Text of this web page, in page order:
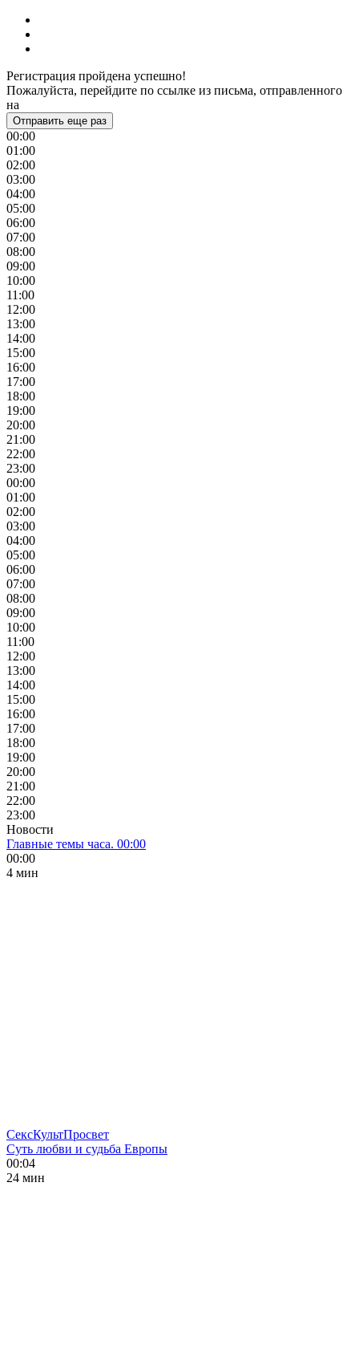
Регистрация пройдена успешно!
Пожалуйста, перейдите по ссылке из письма, отправленного
на
Отправить еще раз
00:00
01:00
02:00
03:00
04:00
05:00
06:00
07:00
08:00
09:00
10:00
11:00
12:00
13:00
14:00
15:00
16:00
17:00
18:00
19:00
20:00
21:00
22:00
23:00
00:00
01:00
02:00
03:00
04:00
05:00
06:00
07:00
08:00
09:00
10:00
11:00
12:00
13:00
14:00
15:00
16:00
17:00
18:00
19:00
20:00
21:00
22:00
23:00
Новости
Главные темы часа. 00:00
00:00
4 мин
СексКультПросвет
Суть любви и судьба Европы
00:04
24 мин